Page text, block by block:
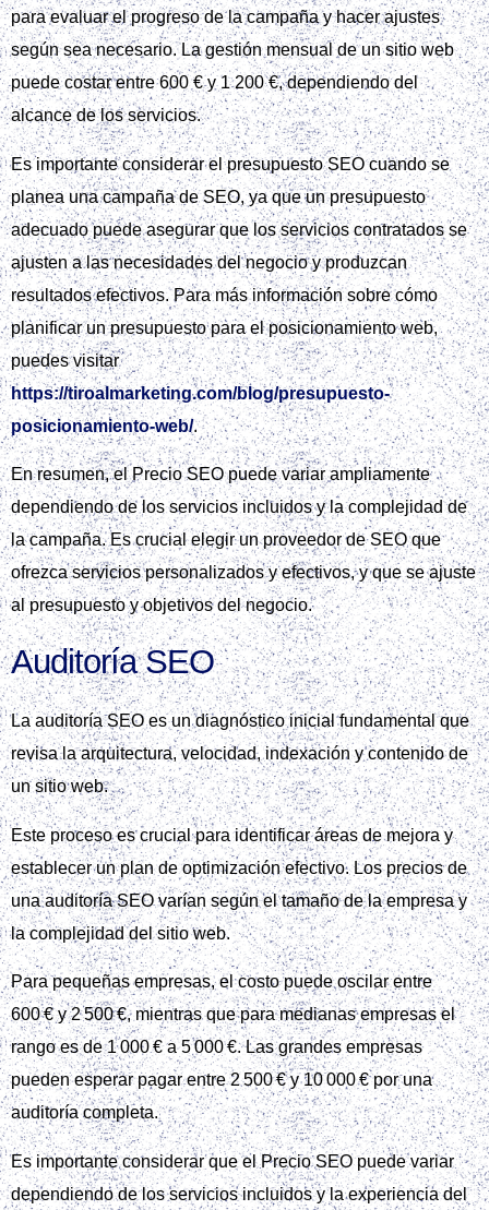
para evaluar el progreso de la campaña y hacer ajustes
según sea necesario. La gestión mensual de un sitio web
puede costar entre 600 € y 1 200 €, dependiendo del
alcance de los servicios.
Es importante considerar el presupuesto SEO cuando se
planea una campaña de SEO, ya que un presupuesto
adecuado puede asegurar que los servicios contratados se
ajusten a las necesidades del negocio y produzcan
resultados efectivos. Para más información sobre cómo
planificar un presupuesto para el posicionamiento web,
puedes visitar
https://tiroalmarketing.com/blog/presupuesto-
posicionamiento-web/.
En resumen, el Precio SEO puede variar ampliamente
dependiendo de los servicios incluidos y la complejidad de
la campaña. Es crucial elegir un proveedor de SEO que
ofrezca servicios personalizados y efectivos, y que se ajuste
al presupuesto y objetivos del negocio.
Auditoría SEO
La auditoría SEO es un diagnóstico inicial fundamental que
revisa la arquitectura, velocidad, indexación y contenido de
un sitio web.
Este proceso es crucial para identificar áreas de mejora y
establecer un plan de optimización efectivo. Los precios de
una auditoría SEO varían según el tamaño de la empresa y
la complejidad del sitio web.
Para pequeñas empresas, el costo puede oscilar entre
600 € y 2 500 €, mientras que para medianas empresas el
rango es de 1 000 € a 5 000 €. Las grandes empresas
pueden esperar pagar entre 2 500 € y 10 000 € por una
auditoría completa.
Es importante considerar que el Precio SEO puede variar
dependiendo de los servicios incluidos y la experiencia del